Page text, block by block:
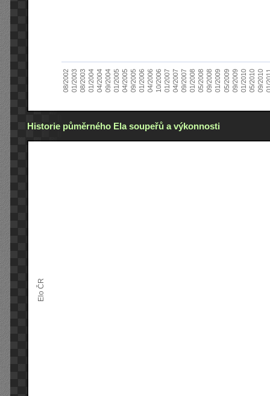
08/200201/200308/200301/200404/200409/200401/200504/200509/200501/200604/200610/200601/200704/200709/200701/200805/200809/200801/200905/200909/200901/201005/201009/2010
Historie půměrného Ela soupeřů a výkonnosti
Elo ČR